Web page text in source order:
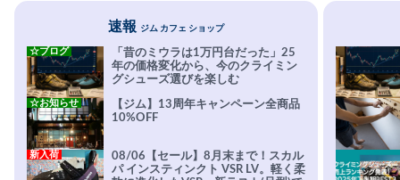
速報 ジム カフェ ショップ
「昔のミウラは1万円台だった」25
年の価格変化から、今のクライミン
グシューズ選びを楽しむ
☆ブログ
【ジム】13周年キャンペーン全商品
10%OFF
☆お知らせ
08/06【セール】8月末まで！スカル
パ インスティンクト VSR LV。軽く柔
新入荷